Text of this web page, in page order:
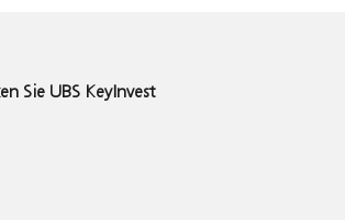
Sie UBS KeyInvest